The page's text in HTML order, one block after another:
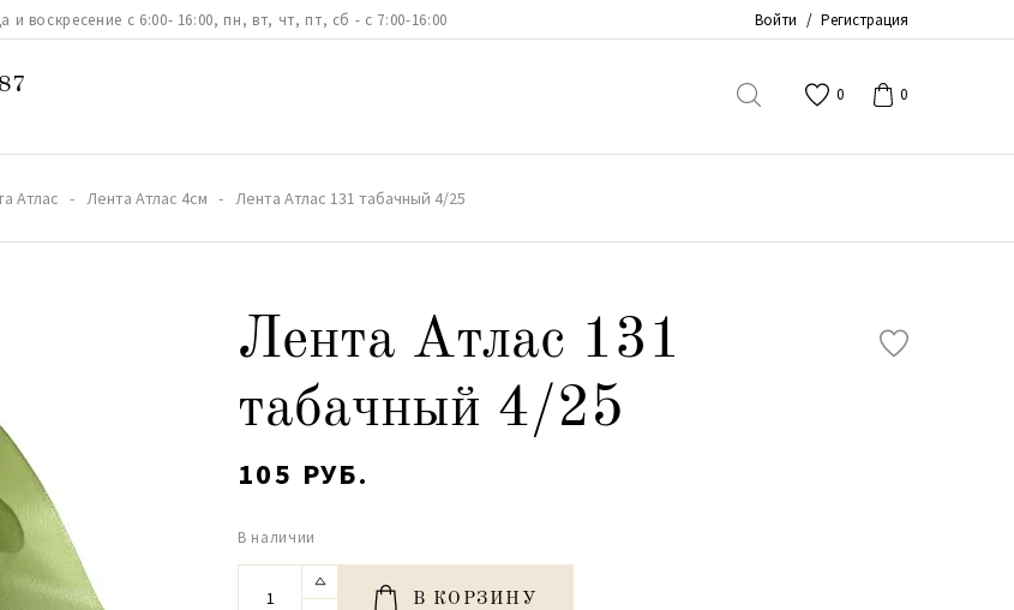
воскресение с 6:00- 16:00, пн, вт, чт, пт, сб - с 7:00-16:00 Войти / Регистрация
0 0
Атлас Лента Атлас 4см Лента Атлас 131 табачный 4/25
Лента Атлас 131
табачный 4/25
105 РУБ.
В наличии
В КОРЗИНУ